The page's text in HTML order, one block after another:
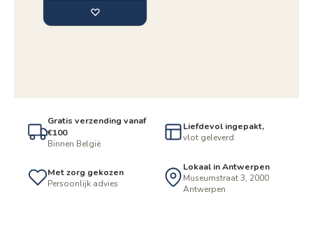
♡
Gratis verzending vanaf
€100
Binnen België
Liefdevol ingepakt,
vlot geleverd
Met zorg gekozen
Persoonlijk advies
Lokaal in Antwerpen
Museumstraat 3, 2000
Antwerpen